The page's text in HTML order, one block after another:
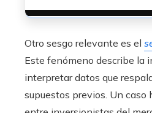
Otro sesgo relevante es el
Este fenómeno describe la
interpretar datos que
supuestos previos. Un caso